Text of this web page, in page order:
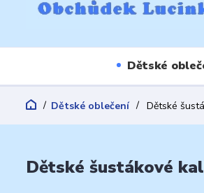
Dětské
Dětské oblečení Dětské
Dětské šustákové